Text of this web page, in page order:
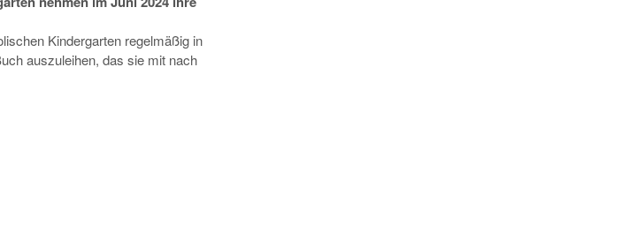
Kindergarten regelmäßig in
auszuleihen, das sie mit nach